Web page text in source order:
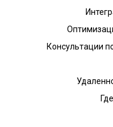
Консультации